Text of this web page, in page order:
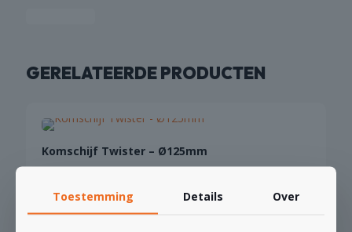
GERELATEERDE PRODUCTEN
Komschijf Twister – Ø125mm
Toestemming Details Over